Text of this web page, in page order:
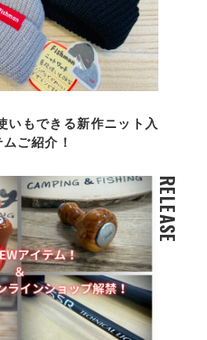
いもできる新作ニット入
ご紹介！
RELEASE